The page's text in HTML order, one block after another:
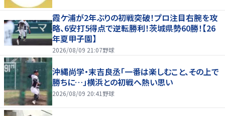
霞ケ浦が2年ぶりの初戦突破！プロ注目右腕を攻
略、6安打5得点で逆転勝利！茨城県勢60勝！【26
年夏甲子園】
2026/08/09 21:07野球
沖縄尚学・末吉良丞「一番は楽しむこと、その上で
勝ちに…」横浜との初戦へ熱い思い
2026/08/09 20:41 野球